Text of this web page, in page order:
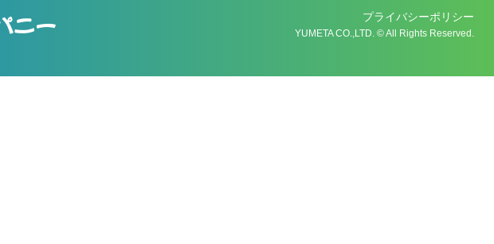
プライバシーポリシー
YUMETA CO.,LTD. © All Rights Reserved.